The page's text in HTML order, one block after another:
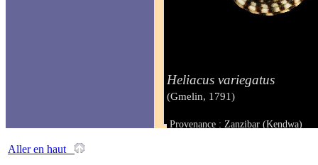
Heliacus variegatus
(Gmelin, 1791)
Provenance : Zanzibar (Kendwa)
Aller en haut